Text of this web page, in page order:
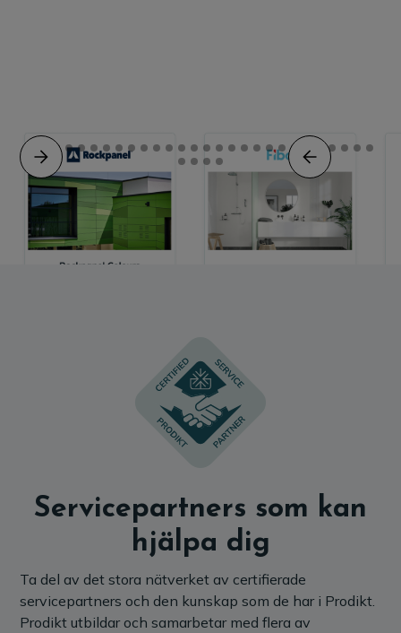
Slide 4 of 32.
Servicepartners som kan
hjälpa dig
Ta del av det stora nätverket av certifierade
servicepartners och den kunskap som de har i Prodikt.
Prodikt utbildar och samarbetar med flera av